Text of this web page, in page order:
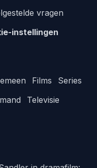
vragen
instellingen
Films
Series
Televisie